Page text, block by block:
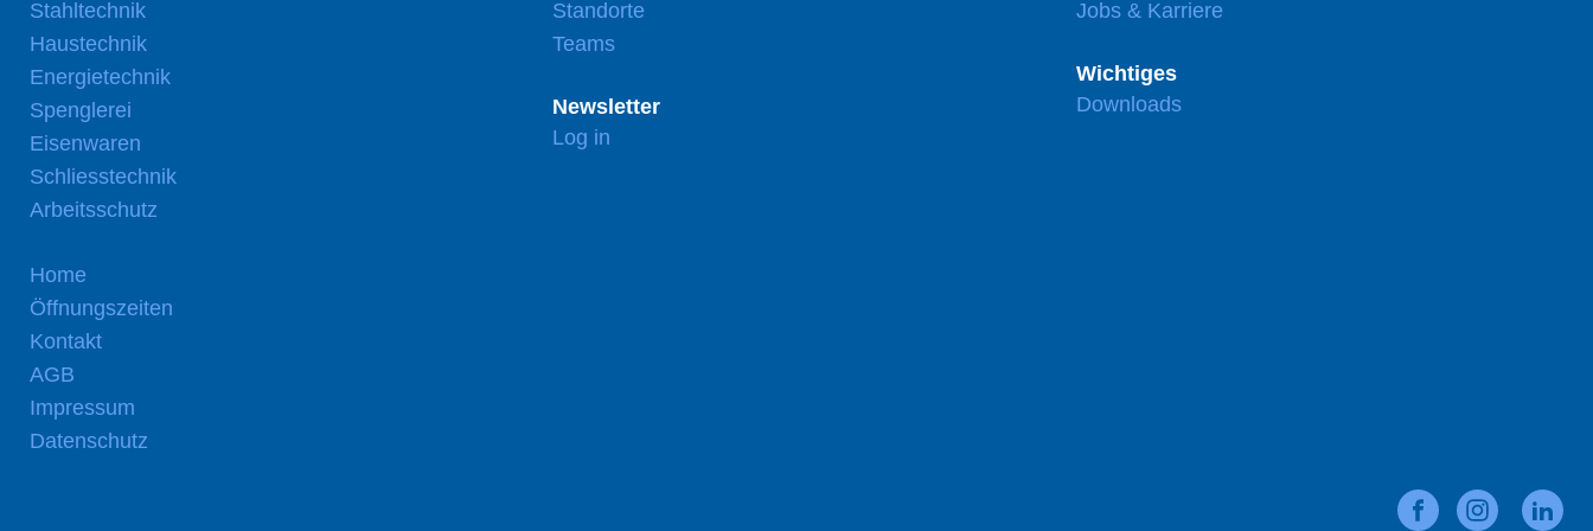
Stahltechnik
Haustechnik
Energietechnik
Spenglerei
Eisenwaren
Schliesstechnik
Arbeitsschutz
Standorte
Teams
Newsletter
Log in
Jobs & Karriere
Wichtiges
Downloads
Home
Öffnungszeiten
Kontakt
AGB
Impressum
Datenschutz